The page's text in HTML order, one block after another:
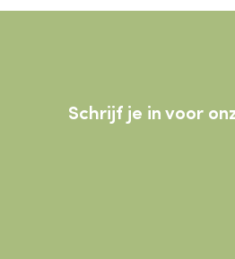
Schrijf je in voor